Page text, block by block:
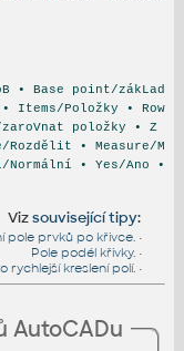
• Base point/zákLad
Items/Položky • Row
položky • Z
• Measure/M
• Yes/Ano •
Vizsouvisející tipy:
pole prvků po křivce. •
Pole podél křivky. •
rychlejší kreslení polí. •
AutoCADu